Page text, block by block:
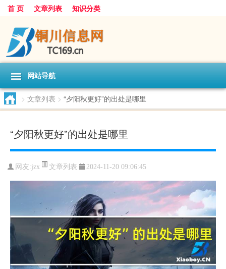
首 页 文章列表 知识分类
网站导航
> 文章列表 > “夕阳秋更好”的出处是哪里
“夕阳秋更好”的出处是哪里
网友:jzx 文章列表 2024-11-20 09:06:45